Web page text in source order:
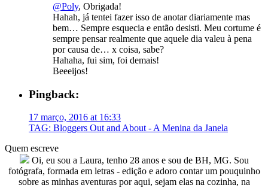
@Poly, Obrigada!
Hahah, já tentei fazer isso de anotar diariamente mas
bem… Sempre esquecia e então desisti. Meu cortume é
sempre pensar realmente que aquele dia valeu à pena
por causa de… x coisa, sabe?
Hahaha, fui sim, foi demais!
Beeeijos!
Pingback:
17 março, 2016 at 16:33
TAG: Bloggers Out and About - A Menina da Janela
Quem escreve
Oi, eu sou a Laura, tenho 28 anos e sou de BH, MG. Sou
fotógrafa, formada em letras - edição e adoro contar um pouquinho
sobre as minhas aventuras por aqui, sejam elas na cozinha, na